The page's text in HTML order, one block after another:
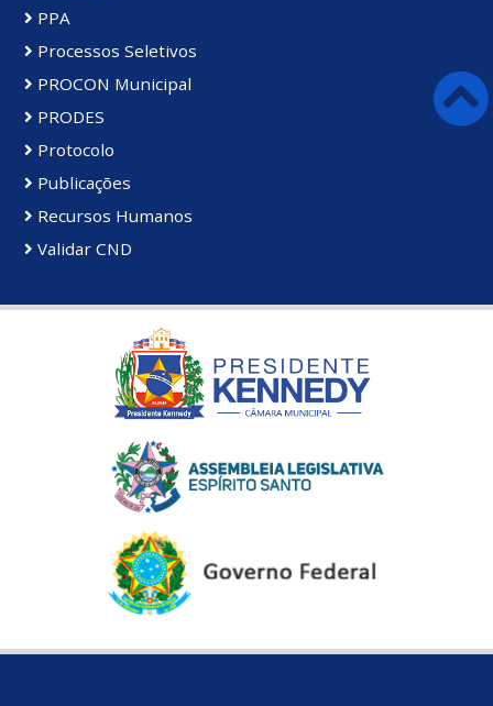
PPA
Processos Seletivos
PROCON Municipal
PRODES
Protocolo
Publicações
Recursos Humanos
Validar CND